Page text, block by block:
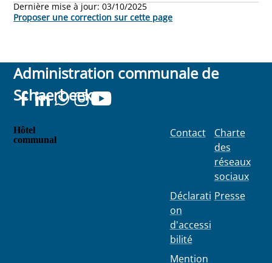
Dernière mise à jour:03/10/2025
Proposer une correction sur cette page
Administration communale de
Schaerbeek
Hôtel
communal
Contact
Déclarati
on
d'accessi
bilité
Mention
Charte
des
réseaux
sociaux
Presse